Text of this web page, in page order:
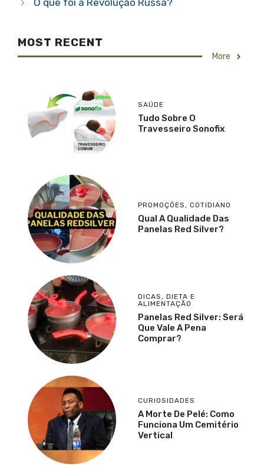
O que foi a Revolução Russa?
MOST RECENT
More
SAÚDE
Tudo Sobre O
Travesseiro Sonofix
PROMOÇÕES, COTIDIANO
Qual A Qualidade Das
Panelas Red Silver?
DICAS, DIETA E
ALIMENTAÇÃO
Panelas Red Silver: Será
Que Vale A Pena
Comprar?
CURIOSIDADES
A Morte De Pelé: Como
Funciona Um Cemitério
Vertical